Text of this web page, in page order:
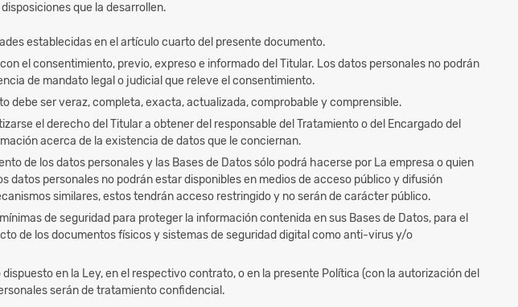
que la desarrollen.
establecidas en el artículo cuarto del presente documento.
el consentimiento, previo, expreso e informado del Titular. Los datos personales no podrán
de mandato legal o judicial que releve el consentimiento.
debe ser veraz, completa, exacta, actualizada, comprobable y comprensible.
el derecho del Titular a obtener del responsable del Tratamiento o del Encargado del
acerca de la existencia de datos que le conciernan.
de los datos personales y las Bases de Datos sólo podrá hacerse por La empresa o quien
datos personales no podrán estar disponibles en medios de acceso público y difusión
similares, estos tendrán acceso restringido y no serán de carácter público.
de seguridad para proteger la información contenida en sus Bases de Datos, para el
de los documentos físicos y sistemas de seguridad digital como anti-virus y/o
en la Ley, en el respectivo contrato, o en la presente Política (con la autorización del
serán de tratamiento confidencial.